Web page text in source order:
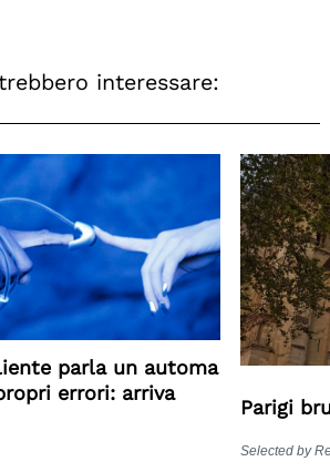
interessare:
parla un automa
errori: arriva
Parigi
Selected by